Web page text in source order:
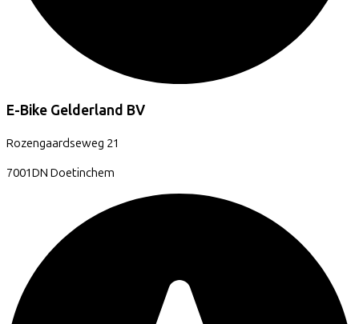
E-Bike Gelderland BV
Rozengaardseweg 21
7001DN Doetinchem